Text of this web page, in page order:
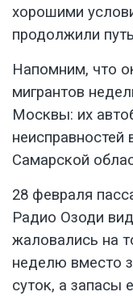
хорошими
продолжили
Напомним, что
мигрантов
Москвы: их
неисправностей
Самарской
28 февраля
Радио Озоди
жаловались на
неделю вместо
суток, а запасы